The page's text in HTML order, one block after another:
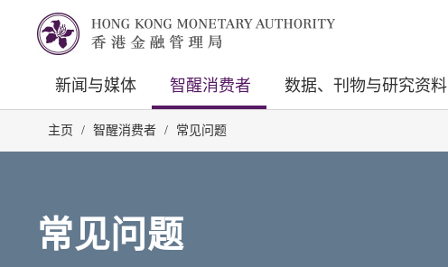
新闻与媒体 智醒消费者 数据、刊物与研究资料
主页 / 智醒消费者 / 常见问题
常见问题